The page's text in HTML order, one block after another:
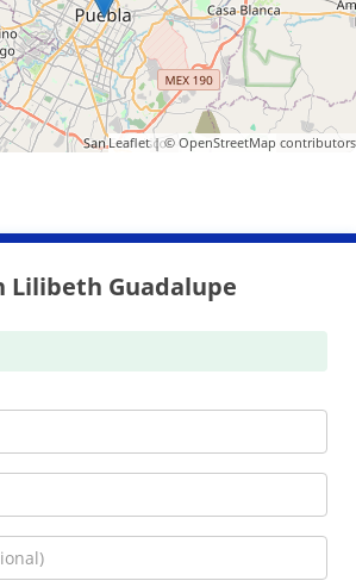
Leaflet| © OpenStreetMap contributors
Lilibeth Guadalupe